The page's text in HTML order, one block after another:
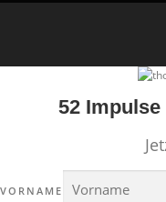
52
VORNAME